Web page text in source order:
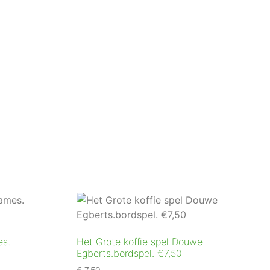
Het Grote koffie spel Douwe
Egberts.bordspel. €7,50